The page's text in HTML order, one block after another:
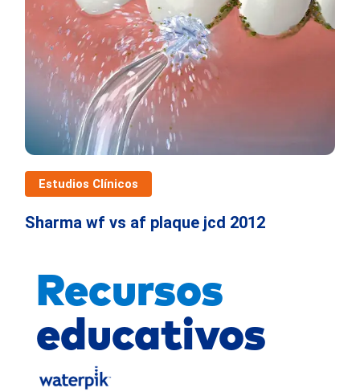
Estudios Clínicos
Sharma wf vs af plaque jcd 2012
Recursos
educativos